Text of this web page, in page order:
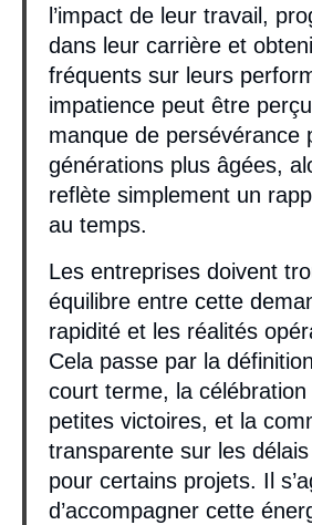
l’impact de leur travail,
dans leur carrière et
fréquents sur leurs
impatience peut être
manque de persévérance
générations plus âgées,
reflète simplement un
au temps.
Les entreprises doivent
équilibre entre cette
rapidité et les réalités
Cela passe par la
court terme, la
petites victoires, et la
transparente sur les
pour certains projets. Il
d’accompagner cette